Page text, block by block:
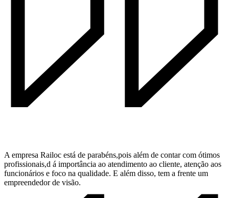
A empresa Railoc está de parabéns,pois além de contar com ótimos
profissionais,d á importância ao atendimento ao cliente, atenção aos
funcionários e foco na qualidade. E além disso, tem a frente um
empreendedor de visão.